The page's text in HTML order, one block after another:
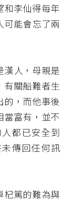
和李仙得每年
可能會忘了兩
漢人，母親是
有關船難者生
的，而他事後
當富有，並不
都已安全到
傳回任何訊
杞篤的難為與